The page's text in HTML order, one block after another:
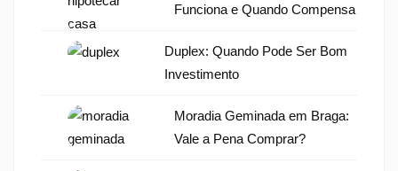
Funciona e Quando Compensa
Duplex: Quando Pode Ser Bom
Investimento
Moradia Geminada em Braga:
Vale a Pena Comprar?